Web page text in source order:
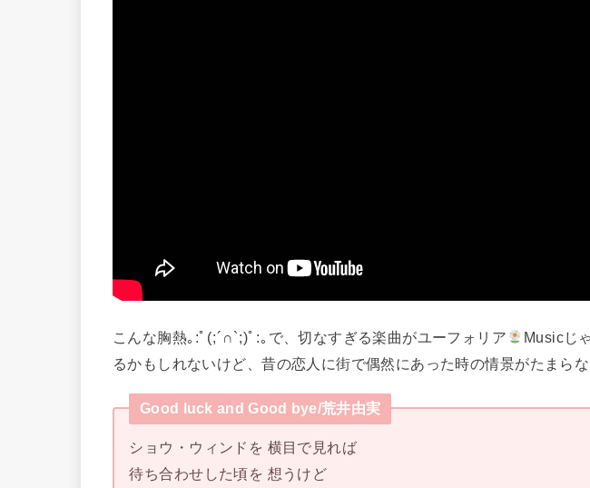
こんな胸熱｡⁠:ﾟ⁠(⁠;⁠´⁠∩⁠`⁠;⁠)ﾟ⁠:⁠｡で、切なすぎる楽曲がユーフォリア
Musicじ
るかもしれないけど、昔の恋人に街で偶然にあった時の情景がたまら
Good luck and Good bye/荒井由実
ショウ・ウィンドを 横目で見れば
待ち合わせした頃を 想うけど